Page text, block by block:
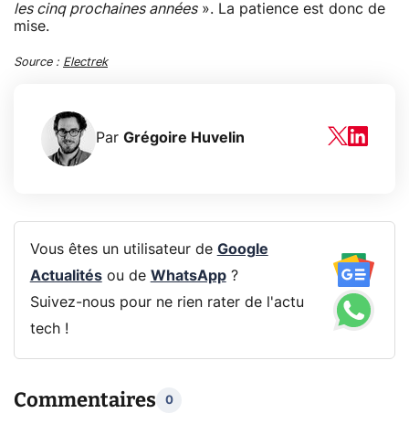
les cinq prochaines années». La patience est donc de
mise.
Source : Electrek
Par Grégoire Huvelin
Vous êtes un utilisateur de Google
Actualitésou de WhatsApp?
Suivez-nous pour ne rien rater de l'actu
tech !
Commentaires 0